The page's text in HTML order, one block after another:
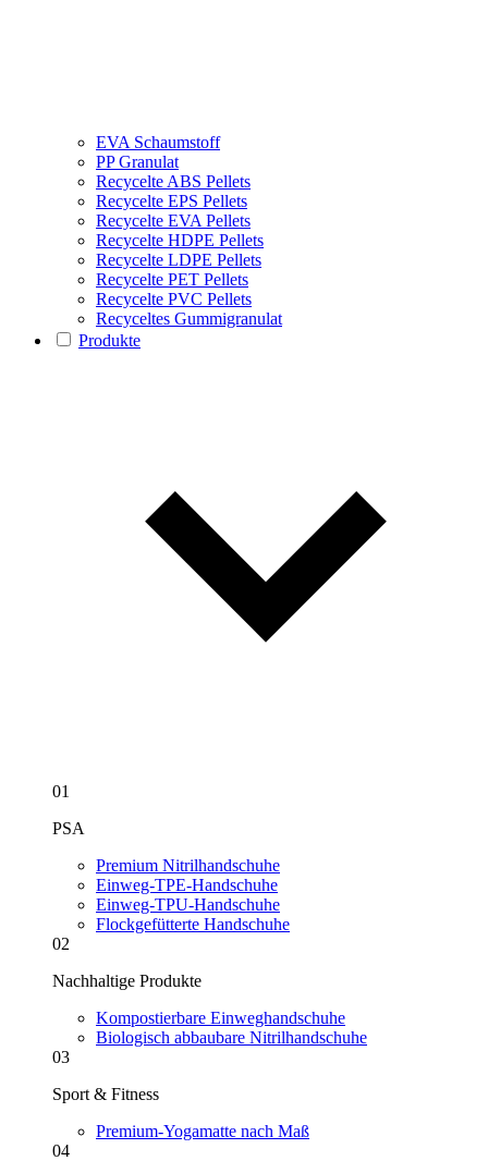
EVA Schaumstoff
PP Granulat
Recycelte ABS Pellets
Recycelte EPS Pellets
Recycelte EVA Pellets
Recycelte HDPE Pellets
Recycelte LDPE Pellets
Recycelte PET Pellets
Recycelte PVC Pellets
Recyceltes Gummigranulat
Produkte
01
PSA
Premium Nitrilhandschuhe
Einweg-TPE-Handschuhe
Einweg-TPU-Handschuhe
Flockgefütterte Handschuhe
02
Nachhaltige Produkte
Kompostierbare Einweghandschuhe
Biologisch abbaubare Nitrilhandschuhe
03
Sport & Fitness
Premium-Yogamatte nach Maß
04